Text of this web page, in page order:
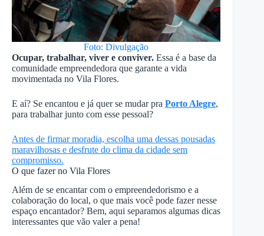
Foto: Divulgação
Ocupar, trabalhar, viver e conviver. Essa é a base da
comunidade empreendedora que garante a vida
movimentada no Vila Flores.
E aí? Se encantou e já quer se mudar pra Porto Alegre,
para trabalhar junto com esse pessoal?
Antes de firmar moradia, escolha uma dessas pousadas
maravilhosas e desfrute do clima da cidade sem
compromisso.
O que fazer no Vila Flores
Além de se encantar com o empreendedorismo e a
colaboração do local, o que mais você pode fazer nesse
espaço encantador? Bem, aqui separamos algumas dicas
interessantes que vão valer a pena!